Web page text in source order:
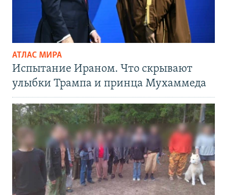
АТЛАС МИРА
Испытание Ираном. Что скрывают
улыбки Трампа и принца Мухаммеда